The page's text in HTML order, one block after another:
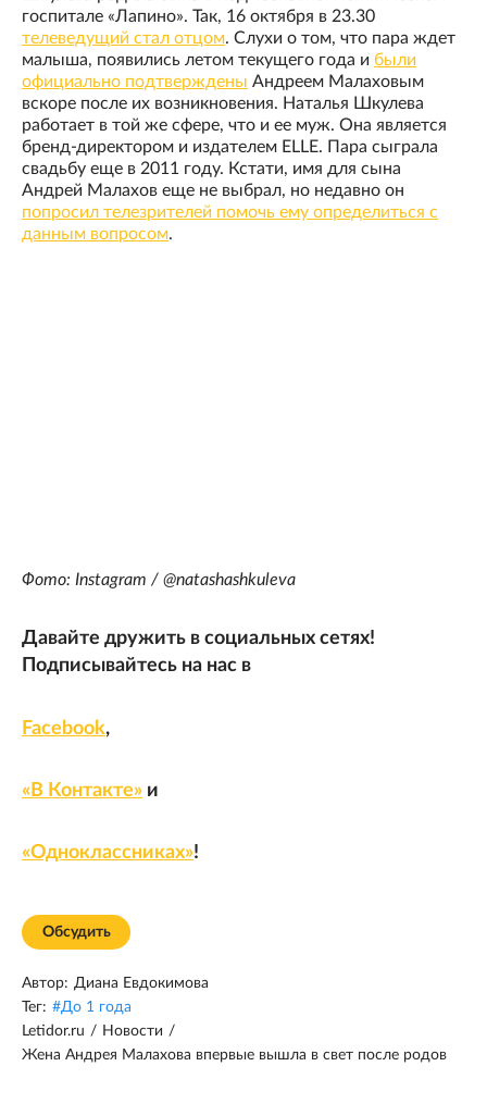
госпитале «Лапино». Так, 16 октября в 23.30
телеведущий стал отцом. Слухи о том, что пара ждет
малыша, появились летом текущего года и были
официально подтверждены Андреем Малаховым
вскоре после их возникновения. Наталья Шкулева
работает в той же сфере, что и ее муж. Она является
бренд-директором и издателем ELLE. Пара сыграла
свадьбу еще в 2011 году. Кстати, имя для сына
Андрей Малахов еще не выбрал, но недавно он
попросил телезрителей помочь ему определиться с
данным вопросом.
Фото: Instagram / @natashashkuleva
Давайте дружить в социальных сетях!
Подписывайтесь на нас в
Facebook,
«В Контакте» и
«Одноклассниках»!
Обсудить
Автор: Диана Евдокимова
Тег: #До 1 года
Letidor.ru / Новости /
Жена Андрея Малахова впервые вышла в свет после родов